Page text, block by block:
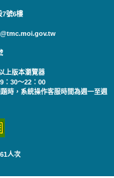
7號6樓
上版本瀏覽器
：30～22：00
時，系統操作客服時間為週一至週
人次